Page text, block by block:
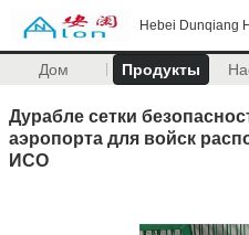
Hebei Dunqiang
Дом Продукты
Дурабле сетки
аэропорта для войск
ИСО